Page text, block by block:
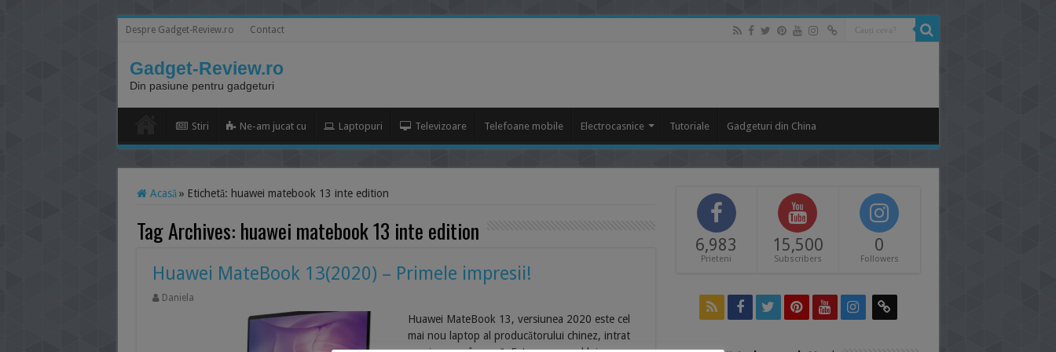
Despre Gadget-Review.ro Contact
Gadget-Review.ro
Din pasiune pentru gadgeturi
Stiri Ne-am jucat cu Laptopuri Televizoare Telefoane mobile Electrocasnice Tutoriale Gadgeturi din China
Acasă » Etichetă: huawei matebook 13 inte edition
Tag Archives: huawei matebook 13 inte edition
Huawei MateBook 13(2020) – Primele impresii!
Daniela
Huawei MateBook 13, versiunea 2020 este cel
mai nou laptop al producătorului chinez, intrat
6,983
Prieteni
15,500
Subscribers
0
Followers